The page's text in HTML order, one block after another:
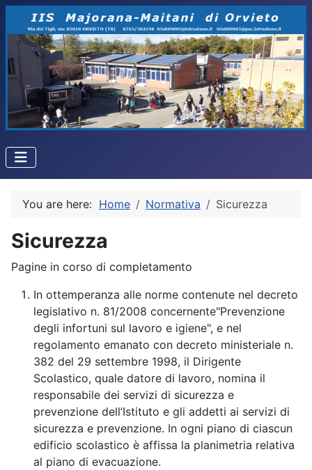
You are here: Home Normativa Sicurezza
Sicurezza
Pagine in corso di completamento
In ottemperanza alle norme contenute nel decreto
legislativo n. 81/2008 concernente"Prevenzione
degli infortuni sul lavoro e igiene", e nel
regolamento emanato con decreto ministeriale n.
382 del 29 settembre 1998, il Dirigente
Scolastico, quale datore di lavoro, nomina il
responsabile dei servizi di sicurezza e
prevenzione dell’Istituto e gli addetti ai servizi di
sicurezza e prevenzione. In ogni piano di ciascun
edificio scolastico è affissa la planimetria relativa
al piano di evacuazione.